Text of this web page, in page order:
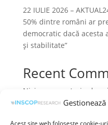
Acest site web folosește cookie-
22 IULIE 2026 –
50% dintre români ar
democratic dacă acesta
și stabilitate”
Recent
Niciun comentariu de